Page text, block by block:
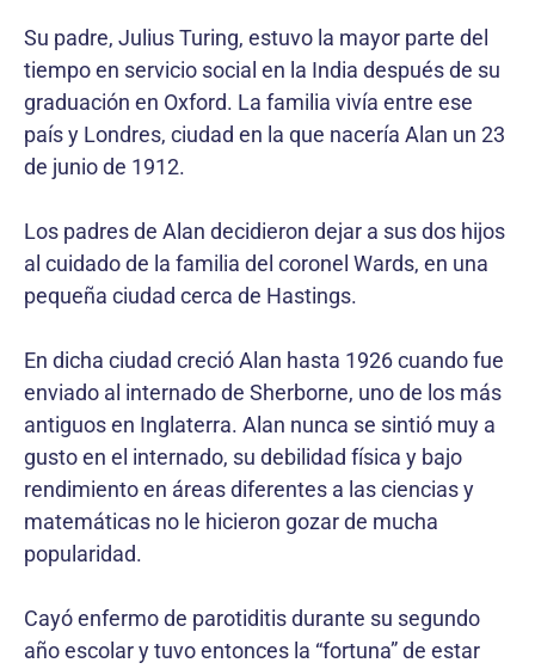
Su padre, Julius Turing, estuvo la mayor parte del
tiempo en servicio social en la India después de su
graduación en Oxford. La familia vivía entre ese
país y Londres, ciudad en la que nacería Alan un 23
de junio de 1912.
Los padres de Alan decidieron dejar a sus dos hijos
al cuidado de la familia del coronel Wards, en una
pequeña ciudad cerca de Hastings.
En dicha ciudad creció Alan hasta 1926 cuando fue
enviado al internado de Sherborne, uno de los más
antiguos en Inglaterra. Alan nunca se sintió muy a
gusto en el internado, su debilidad física y bajo
rendimiento en áreas diferentes a las ciencias y
matemáticas no le hicieron gozar de mucha
popularidad.
Cayó enfermo de parotiditis durante su segundo
año escolar y tuvo entonces la “fortuna” de estar